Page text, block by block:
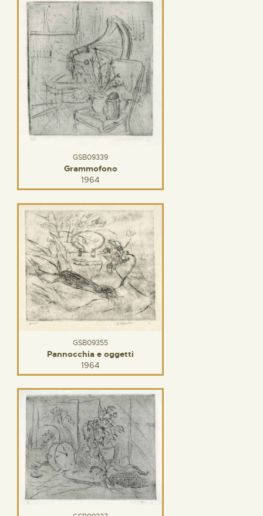
GSB09339
Grammofono
1964
GSB09355
Pannocchia e oggetti
1964